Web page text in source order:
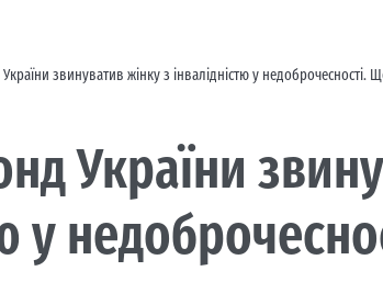
звинуватив жінку з інвалідністю у недоброчесності.
України
у